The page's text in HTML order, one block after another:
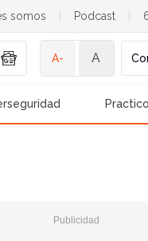
somos Podcast
A- A